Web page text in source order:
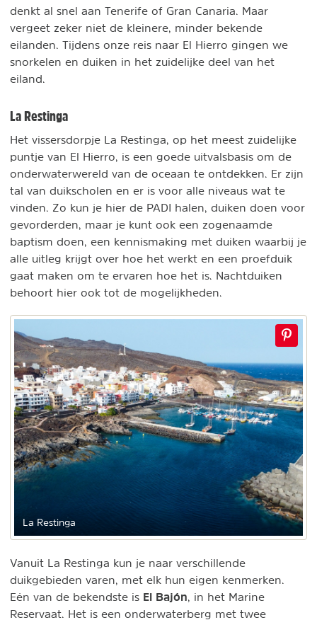
denkt al snel aan Tenerife of Gran Canaria. Maar
vergeet zeker niet de kleinere, minder bekende
eilanden. Tijdens onze reis naar El Hierro gingen we
snorkelen en duiken in het zuidelijke deel van het
eiland.
La Restinga
Het vissersdorpje La Restinga, op het meest zuidelijke
puntje van El Hierro, is een goede uitvalsbasis om de
onderwaterwereld van de oceaan te ontdekken. Er zijn
tal van duikscholen en er is voor alle niveaus wat te
vinden. Zo kun je hier de PADI halen, duiken doen voor
gevorderden, maar je kunt ook een zogenaamde
baptism doen, een kennismaking met duiken waarbij je
alle uitleg krijgt over hoe het werkt en een proefduik
gaat maken om te ervaren hoe het is. Nachtduiken
behoort hier ook tot de mogelijkheden.
La Restinga
Vanuit La Restinga kun je naar verschillende
duikgebieden varen, met elk hun eigen kenmerken.
Eén van de bekendste is El Bajón , in het Marine
Reservaat. Het is een onderwaterberg met twee